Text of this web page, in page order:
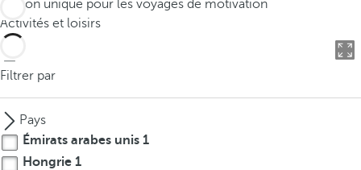
u
a
p
r
e
Option unique pour les voyages de motivation
Activités et loisirs
Filtrer par
Pays
Émirats arabes unis 1
Hongrie 1